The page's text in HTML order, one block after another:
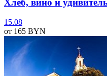
Хлеб, вино и
15.08
от 165 BYN